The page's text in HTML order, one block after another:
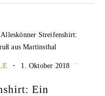
1. Oktober 2018
Ein